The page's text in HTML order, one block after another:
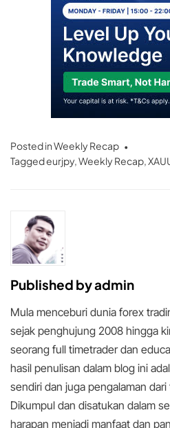
Posted inWeekly Recap
Taggedeurjpy, Weekly Recap
Published byadmin
Mula menceburi dunia forex
sejak penghujung 2008 hingga
seorang full timetrader dan
hasil penulisan dalam blog ini
sendiri dan juga pengalaman
Dikumpul dan disatukan dalam
harapan menjadi manfaat dan